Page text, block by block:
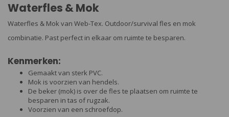
Waterfles & Mok
Waterfles & Mok van Web-Tex. Outdoor/survival fles en mok
combinatie. Past perfect in elkaar om ruimte te besparen.
Kenmerken:
Gemaakt van sterk PVC.
Mok is voorzien van hendels.
De beker (mok) is over de fles te plaatsen om ruimte te
besparen in tas of rugzak.
Voorzien van een schroefdop.